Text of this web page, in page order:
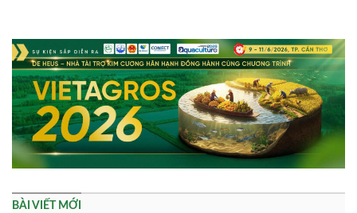
BÀI VIẾT MỚI